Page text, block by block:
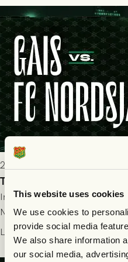
This website uses cookies
We use cookies to
provide social media
We also share information
our social media,
seger! Matchfoto: Mikael
2026-07-22 19:00
Truppen till GAIS - FC
Imorgon torsdag spelar GAIS
Nordsjælland på Gamla Ullevi
Holmberg och ledarstaben
matchen:
Läs mer